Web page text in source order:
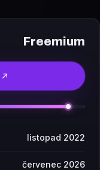
Freemium
listopad 2022
červenec 2026